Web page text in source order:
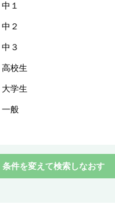
中１
中２
中３
高校生
大学生
一般
条件を変えて検索しなおす